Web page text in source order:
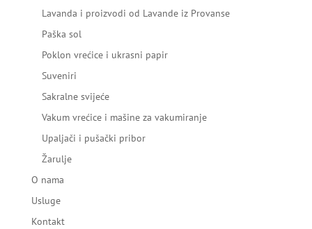
Lavanda i proizvodi od Lavande iz Provanse
Paška sol
Poklon vrećice i ukrasni papir
Suveniri
Sakralne svijeće
Vakum vrećice i mašine za vakumiranje
Upaljači i pušački pribor
Žarulje
O nama
Usluge
Kontakt